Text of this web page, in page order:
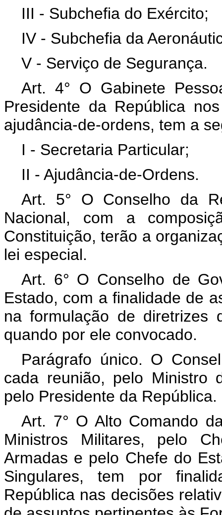
III - Subchefia do Exército;
IV - Subchefia da
V - Serviço de Segurança.
Art. 4° O Gabinete
Presidente da República
ajudância-de-ordens, tem a
I - Secretaria Particular;
II - Ajudância-de-Ordens.
Art. 5° O Conselho da
Nacional, com a
Constituição, terão a
lei especial.
Art. 6° O Conselho de
Estado, com a finalidade de
na formulação de diretrizes
quando por ele convocado.
Parágrafo único. O
cada reunião, pelo Ministro
pelo Presidente da República.
Art. 7° O Alto Comando
Ministros Militares, pelo
Armadas e pelo Chefe do
Singulares, tem por
República nas decisões